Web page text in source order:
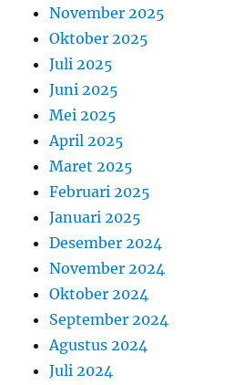
November 2025
Oktober 2025
Juli 2025
Juni 2025
Mei 2025
April 2025
Maret 2025
Februari 2025
Januari 2025
Desember 2024
November 2024
Oktober 2024
September 2024
Agustus 2024
Juli 2024